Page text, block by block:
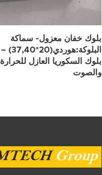
بلوك خفان معزول- سماكة
البلوكة:هوردي(20*37,40) –
بلوك السكوريا العازل للحرارة
والصوت